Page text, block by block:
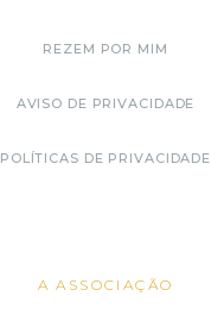
REZEM POR MIM
AVISO DE PRIVACIDADE
POLÍTICAS DE PRIVACIDADE
A ASSOCIAÇÃO